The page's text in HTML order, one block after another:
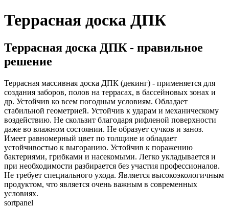
Террасная доска ДПК
Террасная доска ДПК - правильное
решение
Террасная массивная доска ДПК (декинг) - применяется для
создания заборов, полов на террасах, в бассейновых зонах и
др. Устойчив ко всем погодным условиям. Обладает
стабильной геометрией. Устойчив к ударам и механическому
воздействию. Не скользит благодаря рифленой поверхности
даже во влажном состоянии. Не образует сучков и заноз.
Имеет равномерный цвет по толщине и обладает
устойчивостью к выгоранию. Устойчив к поражению
бактериями, грибками и насекомыми. Легко укладывается и
при необходимости разбирается без участия профессионалов.
Не требует специального ухода. Является высокоэкологичным
продуктом, что является очень важным в современных
условиях.
sortpanel